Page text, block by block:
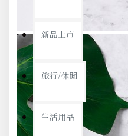
新品上市
旅行/休閒
生活用品